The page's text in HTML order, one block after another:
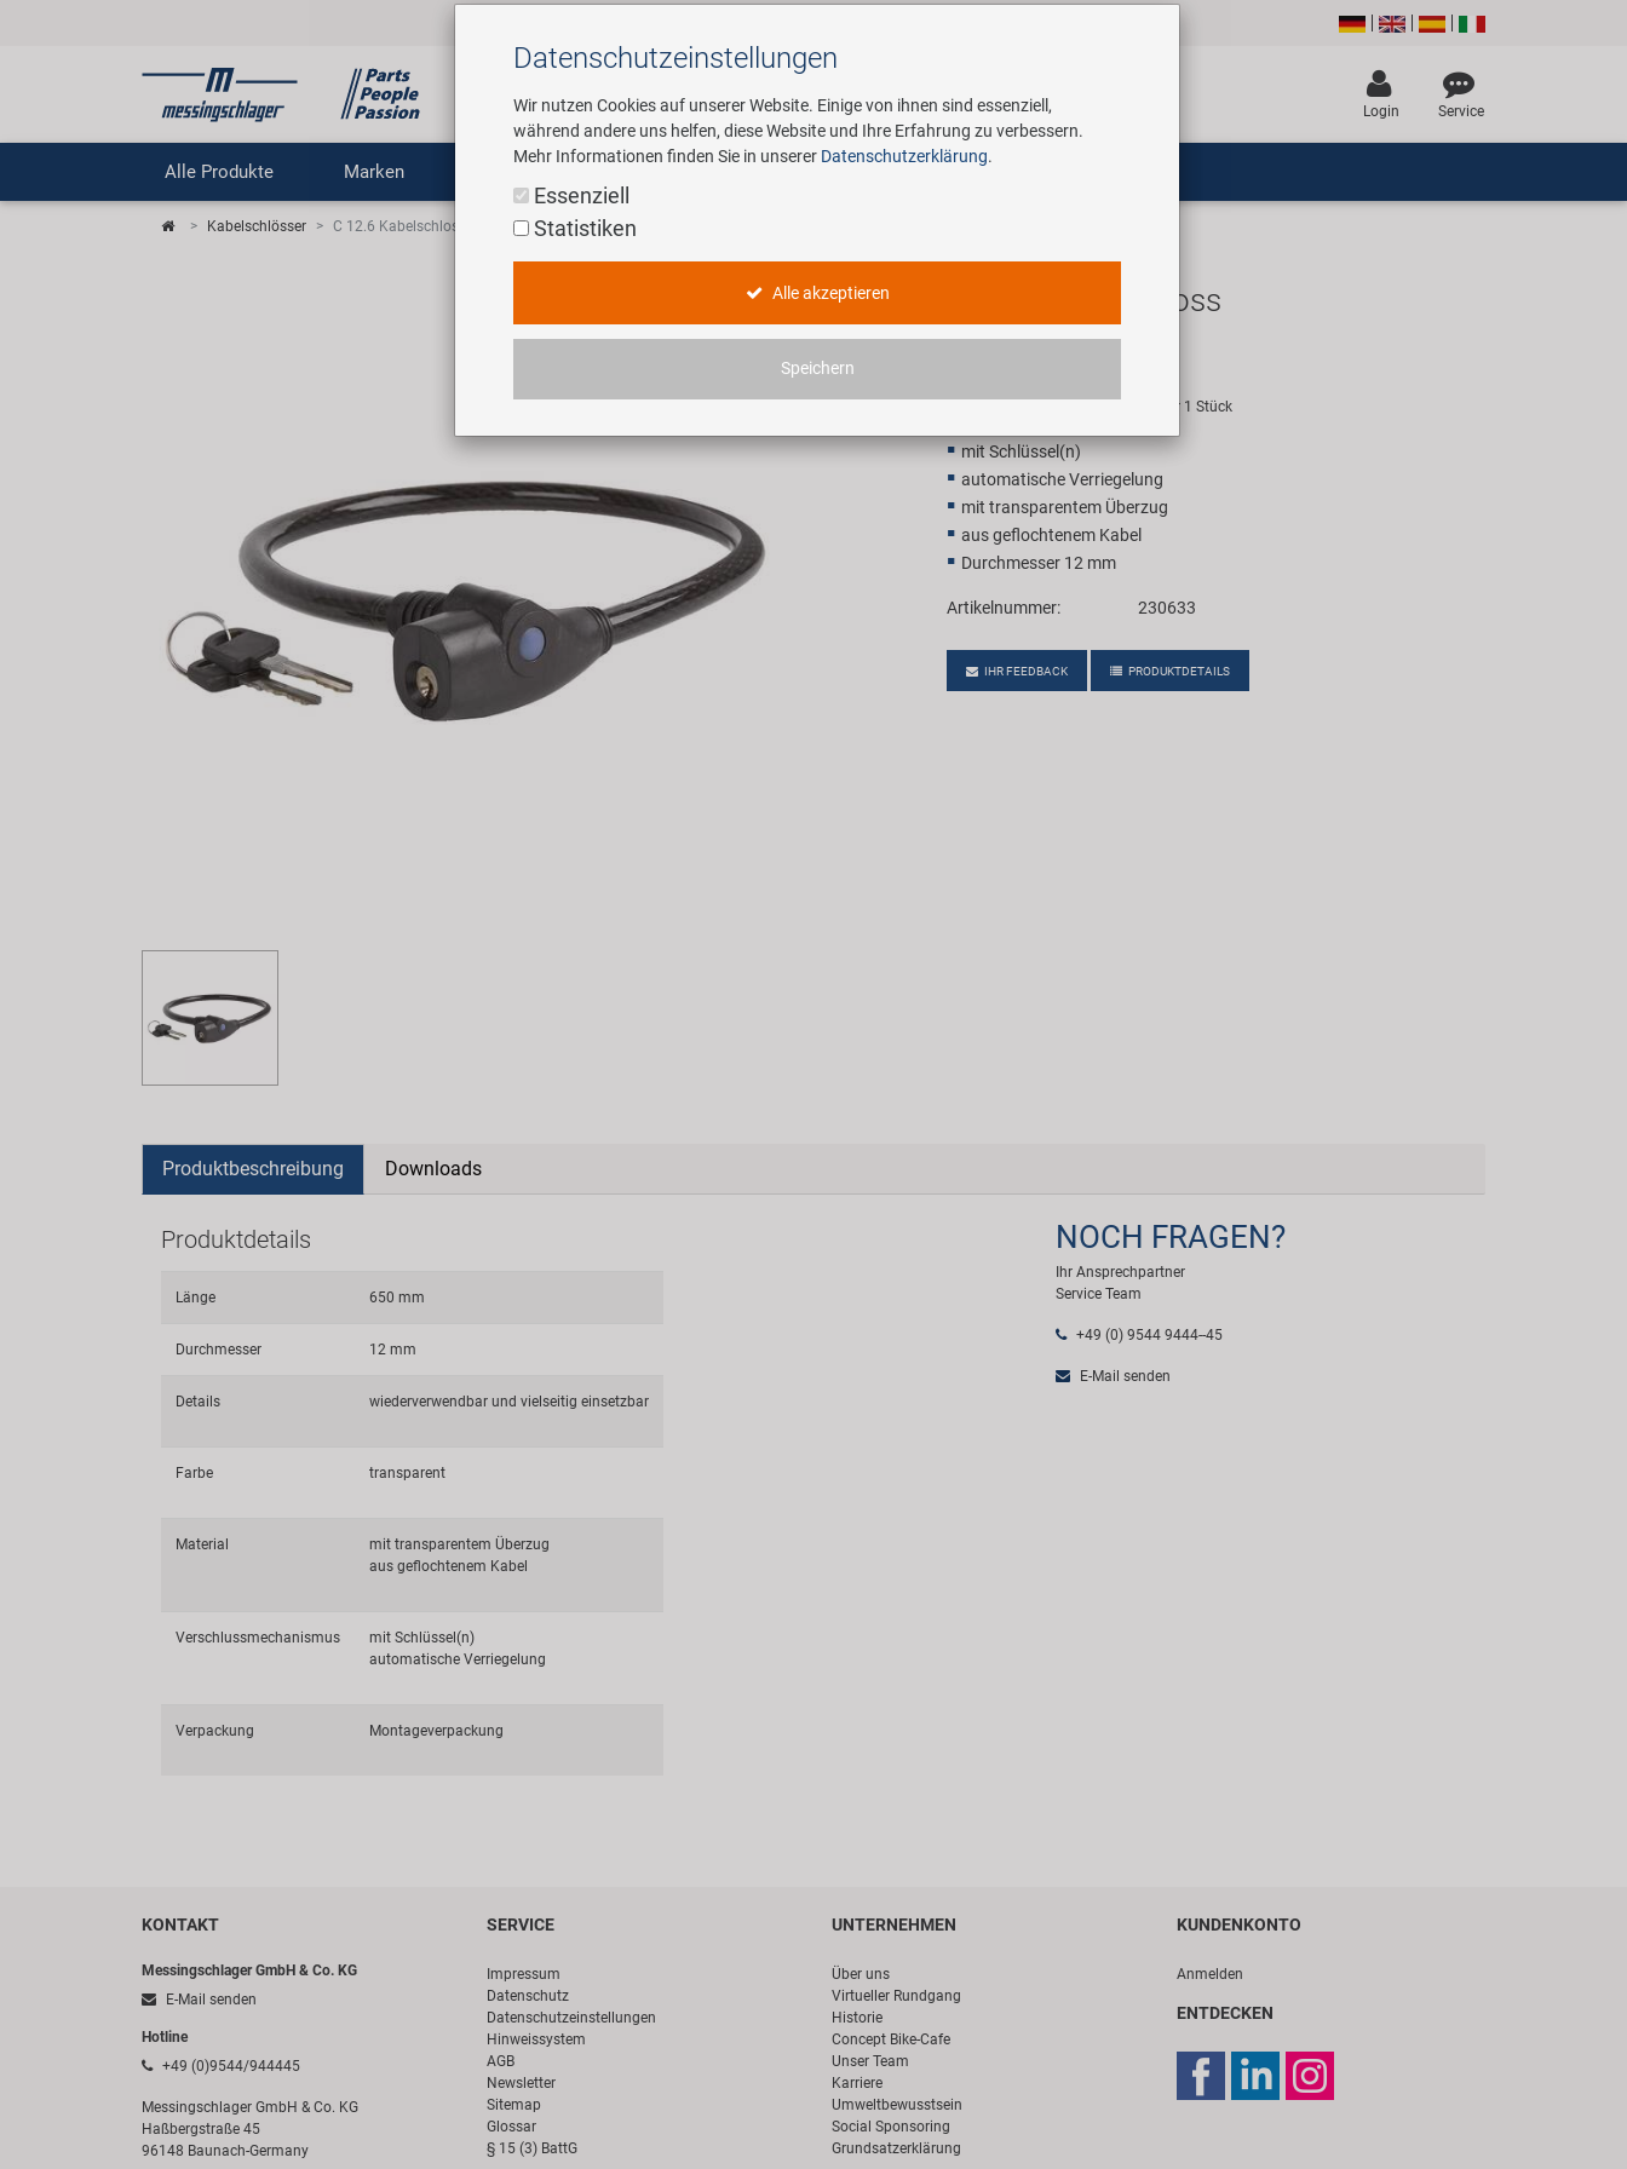
Suchen
Login Service
Alle Produkte Marken
Kabelschlösser C 12.6 Kabelschloss
C 12.6 Kabelschloss
Unverbindliche Preisempfehlung für 1 Stück
mit Schlüssel(n)
automatische Verriegelung
mit transparentem Überzug
aus geflochtenem Kabel
Durchmesser 12 mm
Artikelnummer: 230633
IHR FEEDBACK PRODUKTDETAILS
Produktbeschreibung Downloads
Produktdetails
Länge 650 mm
Durchmesser 12 mm
Details wiederverwendbar und vielseitig einsetzbar
Farbe transparent
Material
mit transparentem Überzug
aus geflochtenem Kabel
Verschlussmechanismus
mit Schlüssel(n)
automatische Verriegelung
Verpackung Montageverpackung
NOCH FRAGEN?
Ihr Ansprechpartner
Service Team
+49 (0) 9544 9444--45
E-Mail senden
KONTAKT
Messingschlager GmbH & Co. KG
E-Mail senden
Hotline
+49 (0)9544/944445
Messingschlager GmbH & Co. KG
Haßbergstraße 45
96148 Baunach-Germany
SERVICE
Impressum
Datenschutz
Datenschutzeinstellungen
Hinweissystem
AGB
Newsletter
Sitemap
Glossar
§ 15 (3) BattG
UNTERNEHMEN
Über uns
Virtueller Rundgang
Historie
Concept Bike-Cafe
Unser Team
Karriere
Umweltbewusstsein
Social Sponsoring
Grundsatzerklärung
KUNDENKONTO
Anmelden
ENTDECKEN
Datenschutz­einstellungen
Wir nutzen Cookies auf unserer Website. Einige von ihnen sind essenziell,
während andere uns helfen, diese Website und Ihre Erfahrung zu verbessern.
Mehr Informationen finden Sie in unserer Datenschutzerklärung.
Essenziell
Statistiken
Alle akzeptieren
Speichern